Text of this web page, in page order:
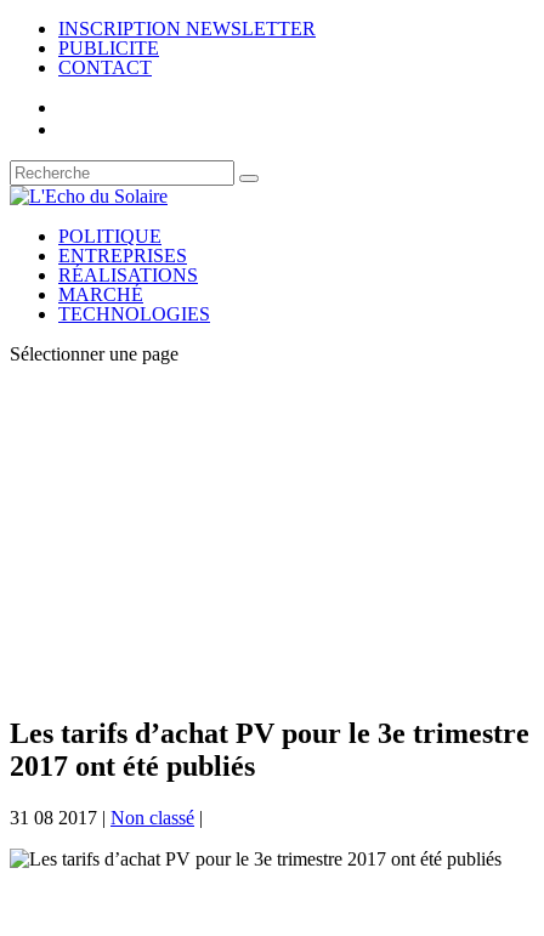
INSCRIPTION NEWSLETTER
PUBLICITE
CONTACT
POLITIQUE
ENTREPRISES
RÉALISATIONS
MARCHÉ
TECHNOLOGIES
Sélectionner une page
Les tarifs d’achat PV pour le 3e trimestre
2017 ont été publiés
31 08 2017 | Non classé |